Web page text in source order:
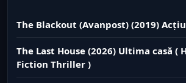
The Blackout (Avanpost) (2019)
The Last House (2026) Ultima casă (
Fiction Thriller )